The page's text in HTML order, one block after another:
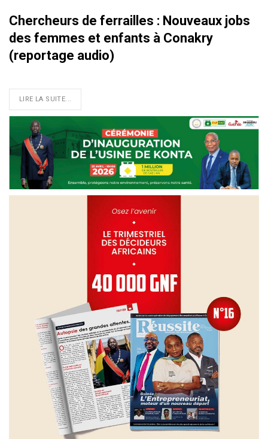
Chercheurs de ferrailles : Nouveaux jobs
des femmes et enfants à Conakry
(reportage audio)
LIRE LA SUITE...